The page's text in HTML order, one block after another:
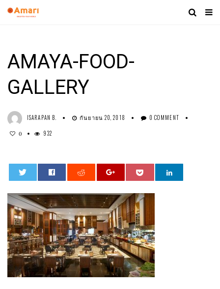
AMAYA-FOOD-
GALLERY
ISARAPAN B. กันยายน 20, 2018 0 COMMENT
0 932